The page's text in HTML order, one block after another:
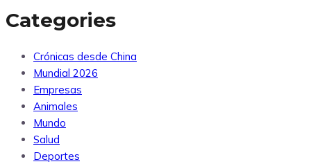
Categories
Crónicas desde China
Mundial 2026
Empresas
Animales
Mundo
Salud
Deportes